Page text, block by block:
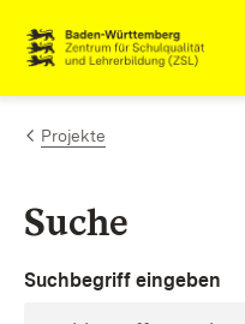
Zum Inhalt springen
Link zur Startseite
Projekte
Suche
Suchbegriff eingeben